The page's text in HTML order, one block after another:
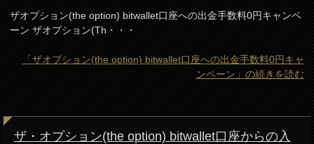
ザオプション(the option) bitwallet口座への出金手数料0円キャンペ
ーン ザオプション(Th・・・
「ザオプション(the option) bitwallet口座への出金手数料0円キャ
ンペーン」の続きを読む
ザ・オプション(the option) bitwallet口座からの入